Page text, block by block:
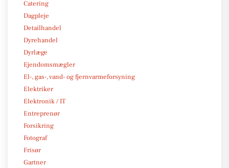
Catering
Dagpleje
Detailhandel
Dyrehandel
Dyrlæge
Ejendomsmægler
El-, gas-, vand- og fjernvarmeforsyning
Elektriker
Elektronik / IT
Entreprenør
Forsikring
Fotograf
Frisør
Gartner